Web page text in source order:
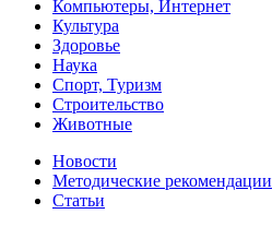
Компьютеры, Интернет
Культура
Здоровье
Наука
Спорт, Туризм
Строительство
Животные
Новости
Методические рекомендации
Статьи